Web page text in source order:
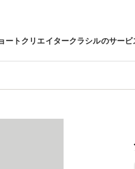
ートクリエイタークラシルのサービ